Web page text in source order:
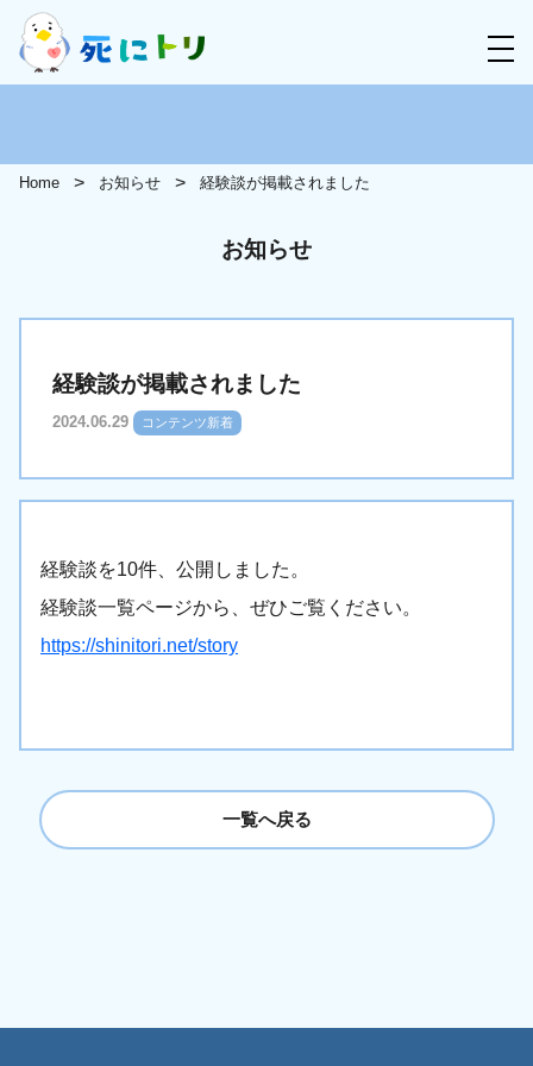
Home お知らせ 経験談が掲載されました
お知らせ
経験談が掲載されました
2024.06.29 コンテンツ新着
経験談を10件、公開しました。
経験談一覧ページから、ぜひご覧ください。
https://shinitori.net/story
一覧へ戻る